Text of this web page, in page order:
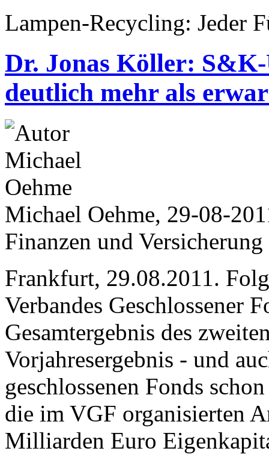
Lampen-Recycling: Jeder
Dr. Jonas Köller:
deutlich mehr als
Michael Oehme, 29-08-
Finanzen und Versicherung
Frankfurt, 29.08.2011.
Verbandes Geschlossener
Gesamtergebnis des
Vorjahresergebnis - und
geschlossenen Fonds
die im VGF organisierten
Milliarden Euro